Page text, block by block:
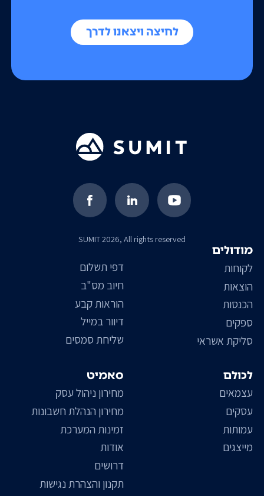
לחיצה ויצאנו לדרך
SUMIT 2026, All rights reserved
סאמיט
מחירון ניהול עסק
מחירון הנהלת חשבונות
זמינות המערכת
אודות
דרושים
תקנון והצהרת נגישות
דפי תשלום
חיוב מס"ב
הוראות קבע
דיוור במייל
שליחת סמסים
מודולים
לקוחות
הוצאות
הכנסות
ספקים
סליקת אשראי
לכולם
עצמאים
עסקים
עמותות
מייצגים